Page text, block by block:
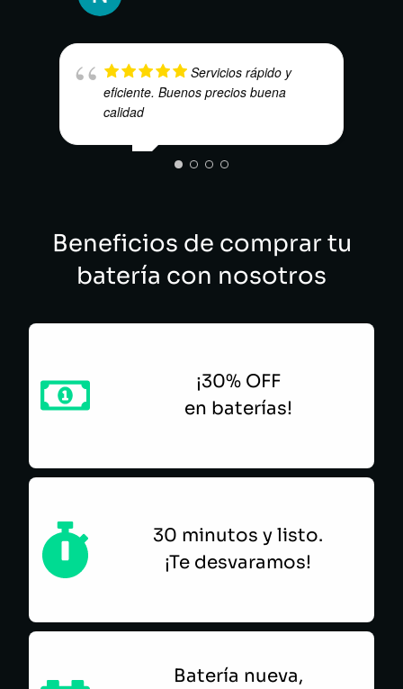
Servicios rápido y
eficiente. Buenos precios buena
calidad
Beneficios de comprar tu
batería con nosotros
¡30% OFF
en baterías!
30 minutos y listo.
¡Te desvaramos!
Batería nueva,